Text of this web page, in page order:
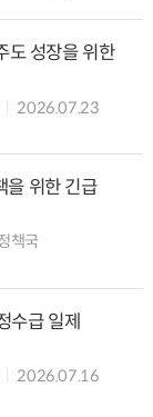
도 성장을 위한
2026.07.23
을 위한 긴급
책국
수급 일제
2026.07.16